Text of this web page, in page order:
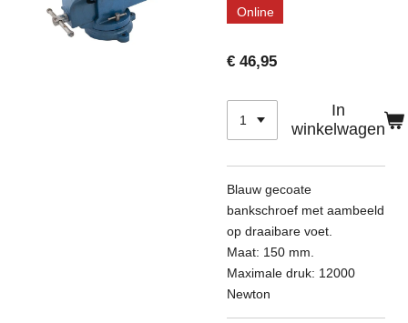
Online
€ 46,95
In
winkelwagen
Blauw gecoate
bankschroef met aambeeld
op draaibare voet.
Maat: 150 mm.
Maximale druk: 12000
Newton